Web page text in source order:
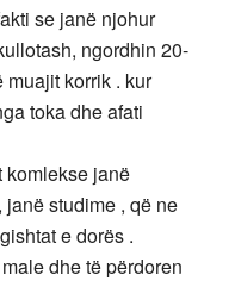
se janë njohur
ngordhin 20-
korrik . kur
toka dhe afati
komlekse janë
studime , që ne
e dorës .
dhe të përdoren